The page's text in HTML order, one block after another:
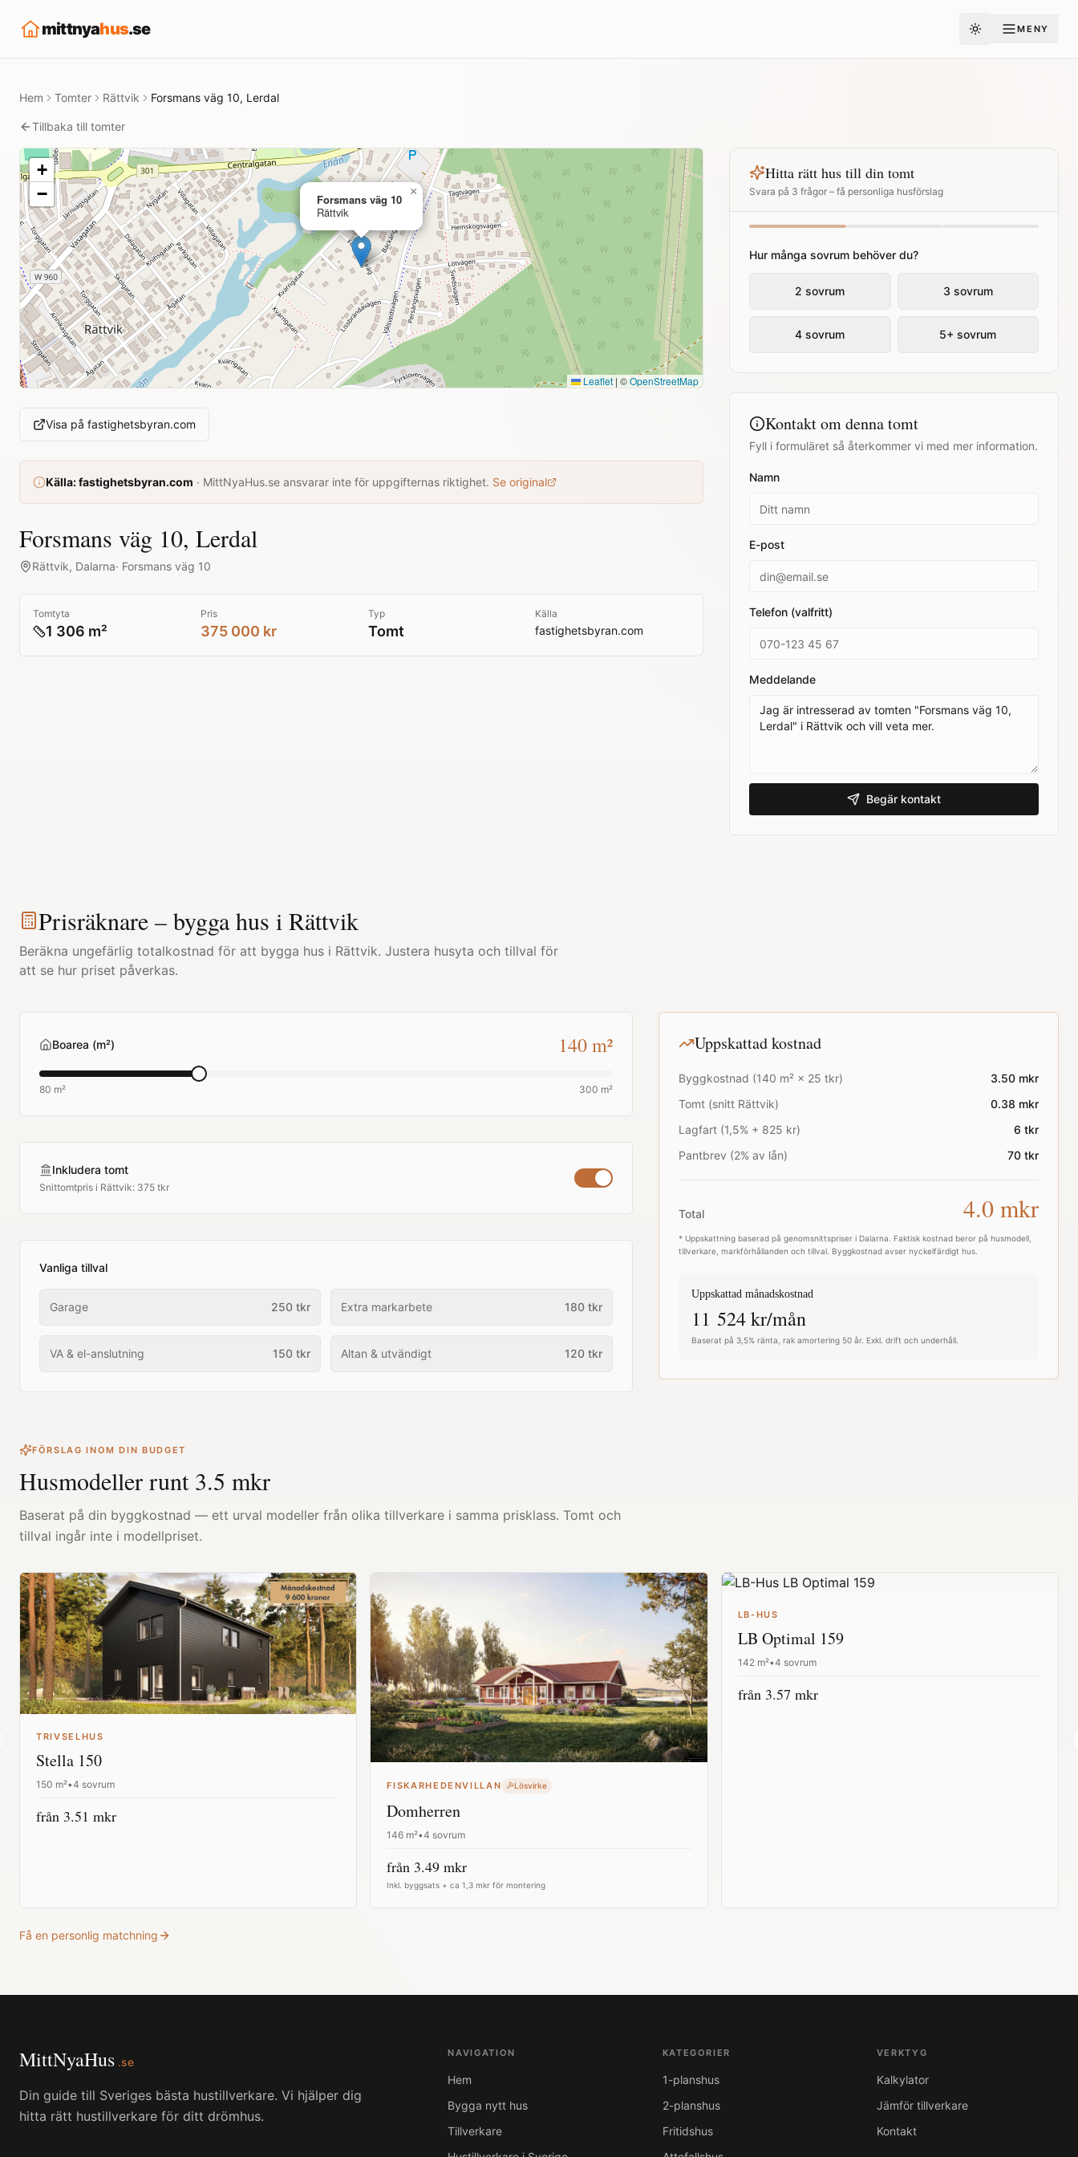
mittnyahus.se Toggle theme
MENY
Hem Tomter Rättvik Forsmans väg 10, Lerdal
Tillbaka till tomter
Forsmans väg 10
Rättvik
×
+
−
Leaflet|©OpenStreetMap
Visa på fastighetsbyran.com
Källa:fastighetsbyran.com · MittNyaHus.se ansvarar inte för uppgifternas riktighet. Se original
Forsmans väg 10, Lerdal
Rättvik, Dalarna· Forsmans väg 10
Tomtyta
1 306 m²
Pris
375 000 kr
Typ
Tomt
Källa
fastighetsbyran.com
Hitta rätt hus till din tomt
Svara på 3 frågor – få personliga husförslag
Hur många sovrum behöver du?
2 sovrum 3 sovrum
4 sovrum 5+ sovrum
Kontakt om denna tomt
Fyll i formuläret så återkommer vi med mer information.
Namn
E-post
Telefon (valfritt)
Meddelande
Begär kontakt
Prisräknare – bygga hus i Rättvik
Beräkna ungefärlig totalkostnad för att bygga hus i Rättvik. Justera husyta och tillval för
att se hur priset påverkas.
Boarea (m²) 140m²
80 m² 300 m²
Inkludera tomt
Snittomtpris i Rättvik: 375 tkr
Vanliga tillval
Garage 250 tkr Extra markarbete 180tkr
VA & el-anslutning 150 tkr Altan & utvändigt 120tkr
Uppskattad kostnad
Byggkostnad (140 m² × 25 tkr) 3.50mkr
Tomt (snitt Rättvik) 0.38 mkr
Lagfart (1,5% + 825 kr)
6 tkr
Pantbrev (2% av lån)
70tkr
Total 4.0mkr
* Uppskattning baserad på genomsnittspriser i Dalarna . Faktisk kostnad beror på husmodell,
tillverkare, markförhållanden och tillval. Byggkostnad avser nyckelfärdigt hus.
Uppskattad månadskostnad
11 524kr/mån
Baserat på 3,5% ränta, rak amortering 50 år. Exkl. drift och underhåll.
FÖRSLAG INOM DIN BUDGET
Husmodeller runt 3.5 mkr
Baserat på din byggkostnad — ett urval modeller från olika tillverkare i samma prisklass. Tomt och
tillval ingår inte i modellpriset.
TRIVSELHUS
Stella 150
150 m²•4 sovrum
från 3.51 mkr
FISKARHEDENVILLAN Lösvirke
Domherren
146 m²•4 sovrum
från 3.49 mkr
Inkl. byggsats + ca 1,3 mkr för montering
LB-HUS
LB Optimal 159
142m²•4 sovrum
från 3.57 mkr
Få en personlig matchning
MittNyaHus .se
Din guide till Sveriges bästa hustillverkare. Vi hjälper dig
hitta rätt hustillverkare för ditt drömhus.
NAVIGATION
Hem
Bygga nytt hus
Tillverkare
KATEGORIER
1-planshus
2-planshus
Fritidshus
VERKTYG
Kalkylator
Jämför tillverkare
Kontakt